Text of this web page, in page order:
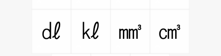
㎗
㎘ ㎣
㎤